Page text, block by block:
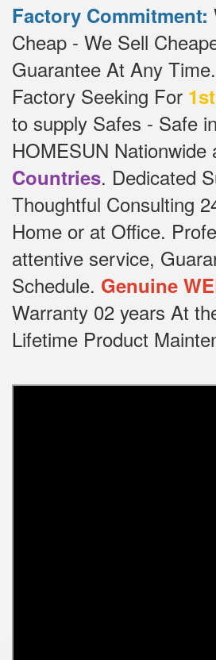
Factory Commitment:
Cheap - We Sell
Guarantee At Any Time.
Factory Seeking For
to supply Safes - Safe
HOMESUN Nationwide
Countries. Dedicated
Thoughtful Consulting
Home or at Office.
attentive service,
Schedule. Genuine
Warranty 02 years At
Lifetime Product